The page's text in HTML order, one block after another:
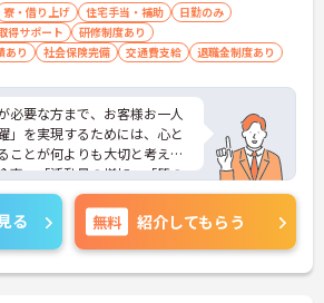
寮・借り上げ 住宅手当・補助
日勤のみ
得サポート
研修制度あり
あり
社会保険完備 交通費支給 退職金制度あり
必要な方まで、お客様お一人
」を実現するためには、心と
ことが何よりも大切と考え、
事」「活動量の増加」「質の
習慣の向上にとりくんでい
け住宅のお客様は自らすすん
なので、施設内サークル活動
字や絵が得意なお客様は自ら
る 無料 紹介してもらう